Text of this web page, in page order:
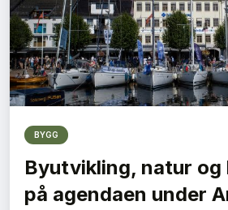
BYGG
Byutvikling, natur og
på agendaen under